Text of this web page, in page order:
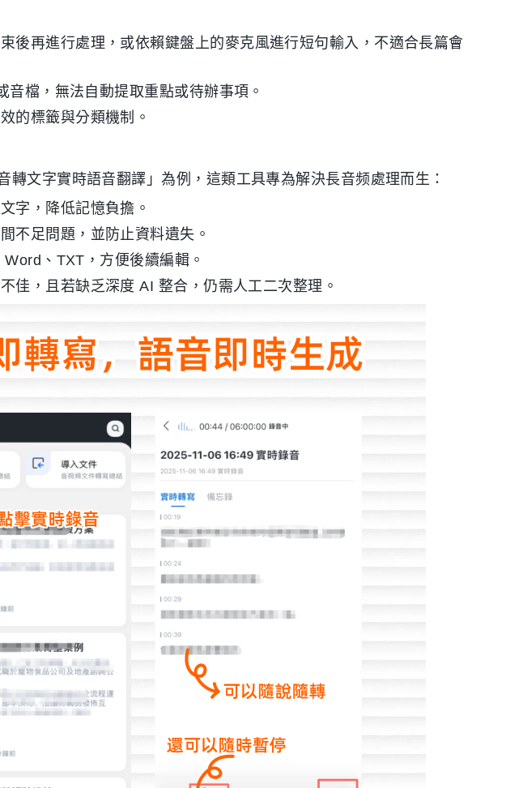
後再進行處理，或依賴鍵盤上的麥克風進行短句輸入，不適合長篇會
音檔，無法自動提取重點或待辦事項。
的標籤與分類機制。
轉文字實時語音翻譯」為例，這類工具專為解決長音频處理而生：
字，降低記憶負擔。
不足問題，並防止資料遺失。
、TXT，方便後續編輯。
佳，且若缺乏深度 AI 整合，仍需人工二次整理。